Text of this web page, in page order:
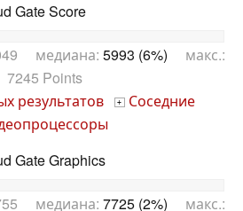
Gate Score
медиана: 5993 (6%) макс.:
7245 Points
результатов + Соседние
Gate Graphics
медиана: 7725 (2%) макс.: